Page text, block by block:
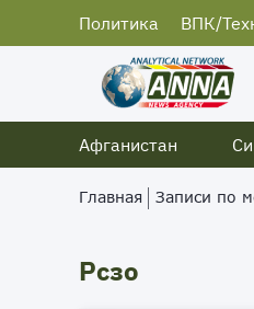
Политика ВПК/
Афганистан
Главная Записи по
Рсзо